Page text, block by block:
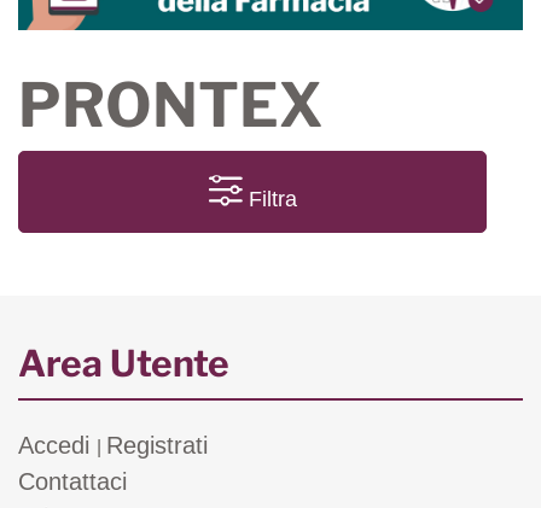
PRONTEX
Filtra
Area Utente
Accedi
Registrati
Contattaci